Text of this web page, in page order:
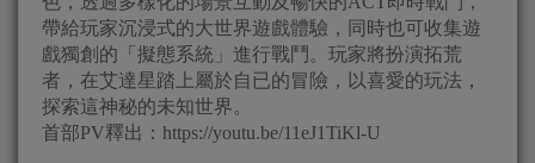
帶給玩家沉浸式的大世界遊戲體驗，同時也可收集遊
戲獨創的「擬態系統」進行戰鬥。玩家將扮演拓荒
者，在艾達星踏上屬於自已的冒險，以喜愛的玩法，
探索這神秘的未知世界。
首部PV釋出：https://youtu.be/11eJ1TiKl-U